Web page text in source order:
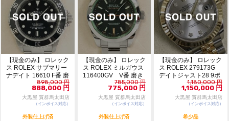
【現金のみ】 ロレック
ス ROLEX サブマリー
ナデイト 16610 F番 磨
898,000 円
888,000 円
大黒屋 質群馬太田店
（インボイス対応）
外装仕上げ済
【現金のみ】 ロレック
ス ROLEX ミルガウス
116400GV V番 磨き
785,000 円
775,000 円
大黒屋 質群馬太田店
（インボイス対応）
外装仕上げ済
【現金のみ】 ロレック
ス ROLEX 279173G
デイトジャスト28 9ポ
1,180,000 円
1,150,000 円
大黒屋 質群馬太田店
（インボイス対応）
希少品